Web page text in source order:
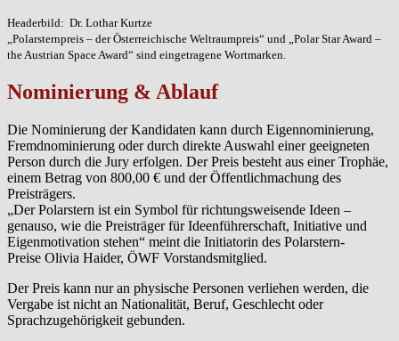
Headerbild: Dr. Lothar Kurtze
„Polarsternpreis – der Österreichische Weltraumpreis“ und „Polar Star Award –
the Austrian Space Award“ sind eingetragene Wortmarken.
Nominierung & Ablauf
Die Nominierung der Kandidaten kann durch Eigennominierung,
Fremdnominierung oder durch direkte Auswahl einer geeigneten
Person durch die Jury erfolgen. Der Preis besteht aus einer Trophäe,
einem Betrag von 800,00 € und der Öffentlichmachung des
Preisträgers.
„Der Polarstern ist ein Symbol für richtungsweisende Ideen –
genauso, wie die Preisträger für Ideenführerschaft, Initiative und
Eigenmotivation stehen“ meint die Initiatorin des Polarstern-
Preise Olivia Haider, ÖWF Vorstandsmitglied.
Der Preis kann nur an physische Personen verliehen werden, die
Vergabe ist nicht an Nationalität, Beruf, Geschlecht oder
Sprachzugehörigkeit gebunden.